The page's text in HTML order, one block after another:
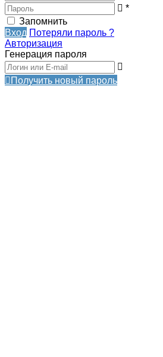
*
Запомнить
Вход Потеряли пароль ?
Авторизация
Генерация пароля
Получить новый пароль